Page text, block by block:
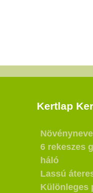
Kertlap
6 rekeszes
háló
Lassú
Különleges